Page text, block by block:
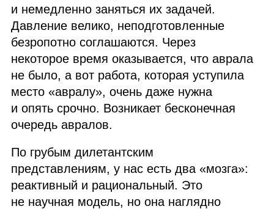
и немедленно заняться их задачей.
Давление велико, неподготовленные
безропотно соглашаются. Через
некоторое время оказывается, что аврала
не было, а вот работа, которая уступила
место «авралу», очень даже нужна
и опять срочно. Возникает бесконечная
очередь авралов.
По грубым дилетантским
представлениям, у нас есть два «мозга»:
реактивный и рациональный. Это
не научная модель, но она наглядно